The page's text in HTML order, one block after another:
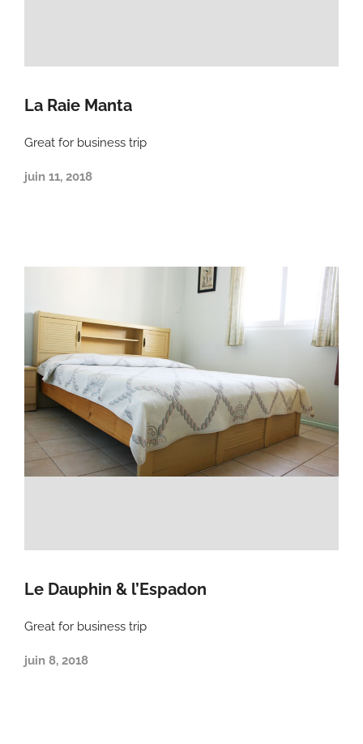
La Raie Manta
Great for business trip
juin 11, 2018
Le Dauphin & l’Espadon
Great for business trip
juin 8, 2018